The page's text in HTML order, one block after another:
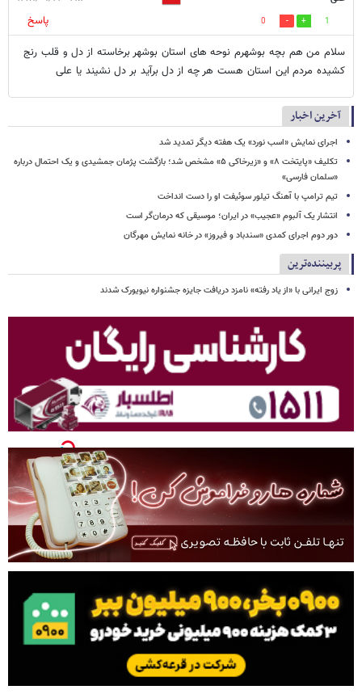
1
0
پاسخ
سلام من هم بچه بوشهرم نوحه های استان بوشهر برخاسته از دل و قلب رنج
کشیده مردم این استان هست هر چه از دل برآید بر دل نشیند یا علی
آخرین اخبار
اجرای نمایش «اسب نورد» یک هفته دیگر تمدید شد
تکلیف «پایتخت ۸» و «زیرخاکی ۵» مشخص شد؛ بازگشت پژمان جمشیدی و یک احتمال درباره
«سلمان فارسی»
تیم ترامپ با آهنگ تیلور سوئیفت او را دست انداخت
انتشار یک آلبوم «عجیب» در ایران؛ موسیقی که درمان‌گر است
دور دوم اجرای کمدی «سندباد و فیروز» در خانه نمایش مهرگان
پربیننده‌ترین
زوج ایرانی با «از یاد رفته» نامزد دریافت جایزه جشنواره نیویورک شدند